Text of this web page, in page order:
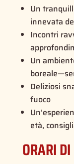
Un
innevata
Incontri
Un
Deliziosi
fuoco
età,
ORARI